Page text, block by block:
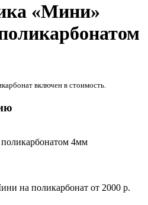
«Мини»
включен в стоимость.
4мм
на поликарбонат от 2000 р.